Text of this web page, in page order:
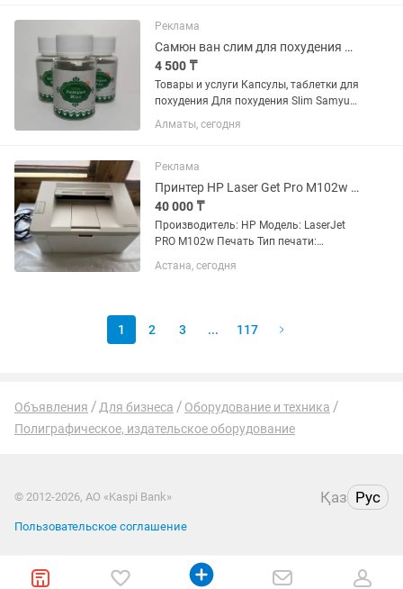
листа 1100/1200...
Реклама
Самюн ван слим для похудения Оригинал.
4 500 ₸
Товары и услуги Капсулы, таблетки для
похудения Для похудения Slim Samyun
Wan (Слим Самуин Ван) 30 кап Для
похудения Slim Samyun Wan (Слим
Samyun Wan (Слим...
Алматы, сегодня
Реклама
Принтер HP Laser Get Pro M102w в отличном состоянии мало использовали!
40 000 ₸
Производитель: HP Модель: LaserJet
PRO M102w Печать Тип печати:
600 x 600 Максимальный формат
Астана, сегодня
1 2 3 ... 117
Объявления Для бизнеса
Оборудование и техника
Полиграфическое, издательское оборудование
© 2012-2026, АО «Kaspi Bank» Қаз Рус
Пользовательское соглашение